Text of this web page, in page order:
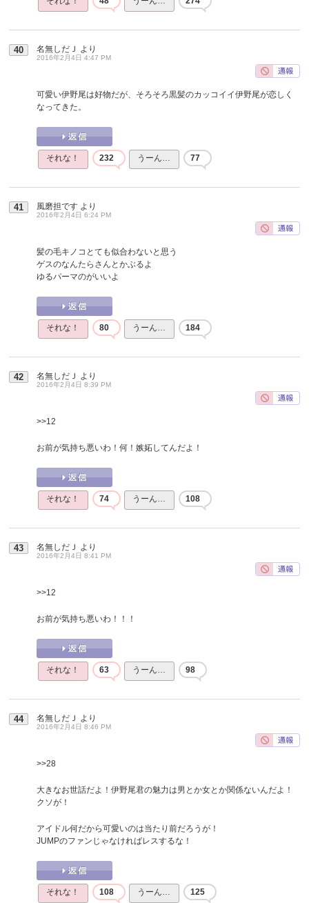
40 名無しだＪ より
2016年2月4日 4:47 PM
可愛い伊野尾は好物だが、そろそろ黒髪のカッコイイ伊野尾が恋しく
なってきた。
それな！ 232 うーん… 77
41 風磨担です より
2016年2月4日 6:24 PM
髪の毛キノコとても似合わないと思う
ゲスのなんたらさんとかぶるよ
ゆるパーマのがいいよ
それな！ 80 うーん… 184
42 名無しだＪ より
2016年2月4日 8:39 PM
>>12
お前が気持ち悪いわ！何！嫉妬してんだよ！
それな！ 74 うーん… 108
43 名無しだＪ より
2016年2月4日 8:41 PM
>>12
お前が気持ち悪いわ！！！
それな！ 63 うーん… 98
44 名無しだＪ より
2016年2月4日 8:46 PM
>>28
大きなお世話だよ！伊野尾君の魅力は男とか女とか関係ないんだよ！
クソが！
アイドル何だから可愛いのは当たり前だろうが！
JUMPのファンじゃなければレスするな！
それな！ 108 うーん… 125